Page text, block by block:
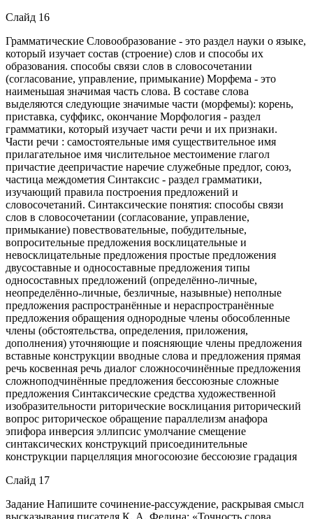
Слайд 16
Грамматические Словообразование - это раздел науки о языке,
который изучает состав (строение) слов и способы их
образования. способы связи слов в словосочетании
(согласование, управление, примыкание) Морфема - это
наименьшая значимая часть слова. В составе слова
выделяются следующие значимые части (морфемы): корень,
приставка, суффикс, окончание Морфология - раздел
грамматики, который изучает части речи и их признаки.
Части речи : самостоятельные имя существительное имя
прилагательное имя числительное местоимение глагол
причастие деепричастие наречие служебные предлог, союз,
частица междометия Синтаксис - раздел грамматики,
изучающий правила построения предложений и
словосочетаний. Синтаксические понятия: способы связи
слов в словосочетании (согласование, управление,
примыкание) повествовательные, побудительные,
вопросительные предложения восклицательные и
невосклицательные предложения простые предложения
двусоставные и односоставные предложения типы
односоставных предложений (определённо-личные,
неопределённо-личные, безличные, назывные) неполные
предложения распространённые и нераспространённые
предложения обращения однородные члены обособленные
члены (обстоятельства, определения, приложения,
дополнения) уточняющие и поясняющие члены предложения
вставные конструкции вводные слова и предложения прямая
речь косвенная речь диалог сложносочинённые предложения
сложноподчинённые предложения бессоюзные сложные
предложения Синтаксические средства художественной
изобразительности риторические восклицания риторический
вопрос риторическое обращение параллелизм анафора
эпифора инверсия эллипсис умолчание смещение
синтаксических конструкций присоединительные
конструкции парцелляция многосоюзие бессоюзие градация
Слайд 17
Задание Напишите сочинение-рассуждение, раскрывая смысл
высказывания писателя К. А. Федина: «Точность слова